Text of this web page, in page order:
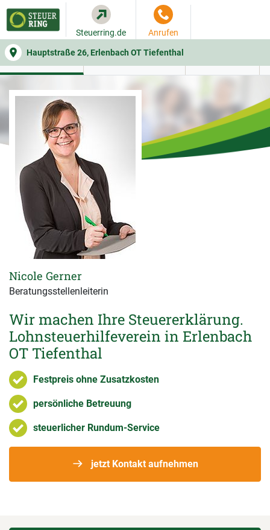
Hauptstraße 26, Erlenbach OT Tiefenthal
Steuerring.de Anrufen
WER SIE BERÄT BEITRAGSRECHNER
Wir machen Ihre Steuererklärung.
Lohnsteuerhilfeverein in Erlenbach
OT Tiefenthal
Festpreis ohne Zusatzkosten
persönliche Betreuung
steuerlicher Rundum-Service
jetzt Kontakt aufnehmen
Nicole Gerner
Beratungsstellenleiterin